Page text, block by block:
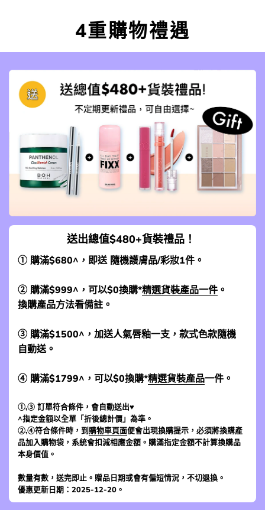
4重購物禮遇
送出總值$480+貨裝禮品！
① 購滿$680^，即送 隨機護膚品/彩妝1件。
② 購滿$999^，可以$0換購*精選貨裝產品一件 。
換購產品方法看備註。
③ 購滿$1500^，加送人氣唇釉一支，款式色款隨機
自動送。
④ 購滿$1799^，可以$0換購*精選貨裝產品一件。
①,③ 訂單符合條件，會自動送出♥
^指定金額以全單「折後總計價」為準。
②,④符合條件時，到 購物車頁面便會出現換購提示，必須將換購產
品加入購物袋，系統會扣減相應金額。購滿指定金額不計算換購品
本身價值。
數量有數，送完即止。贈品日期或會有偏短情況，不切退換。
優惠更新日期：2025-12-20。